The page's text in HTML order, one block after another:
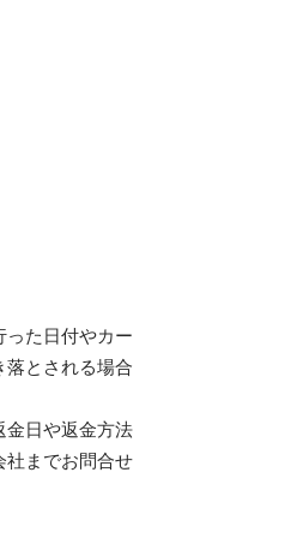
った日付やカー
落とされる場合
金日や返金方法
社までお問合せ